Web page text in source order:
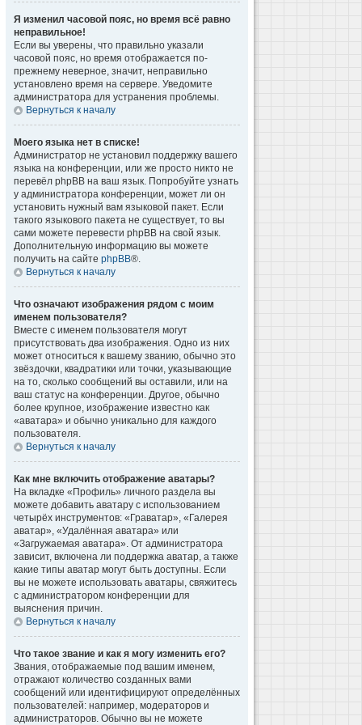
Я изменил часовой пояс, но время всё равно
неправильное!
Если вы уверены, что правильно указали
часовой пояс, но время отображается по-
прежнему неверное, значит, неправильно
установлено время на сервере. Уведомите
администратора для устранения проблемы.
Вернуться к началу
Моего языка нет в списке!
Администратор не установил поддержку вашего
языка на конференции, или же просто никто не
перевёл phpBB на ваш язык. Попробуйте узнать
у администратора конференции, может ли он
установить нужный вам языковой пакет. Если
такого языкового пакета не существует, то вы
сами можете перевести phpBB на свой язык.
Дополнительную информацию вы можете
получить на сайте phpBB®.
Вернуться к началу
Что означают изображения рядом с моим
именем пользователя?
Вместе с именем пользователя могут
присутствовать два изображения. Одно из них
может относиться к вашему званию, обычно это
звёздочки, квадратики или точки, указывающие
на то, сколько сообщений вы оставили, или на
ваш статус на конференции. Другое, обычно
более крупное, изображение известно как
«аватара» и обычно уникально для каждого
пользователя.
Вернуться к началу
Как мне включить отображение аватары?
На вкладке «Профиль» личного раздела вы
можете добавить аватару с использованием
четырёх инструментов: «Граватар», «Галерея
аватар», «Удалённая аватара» или
«Загружаемая аватара». От администратора
зависит, включена ли поддержка аватар, а также
какие типы аватар могут быть доступны. Если
вы не можете использовать аватары, свяжитесь
с администратором конференции для
выяснения причин.
Вернуться к началу
Что такое звание и как я могу изменить его?
Звания, отображаемые под вашим именем,
отражают количество созданных вами
сообщений или идентифицируют определённых
пользователей: например, модераторов и
администраторов. Обычно вы не можете